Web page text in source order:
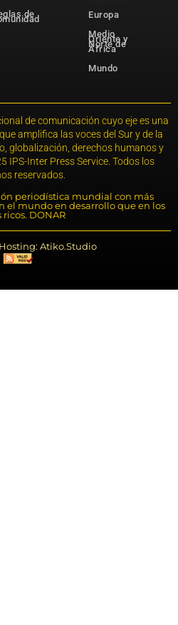
de
Europa
Medio
Oriente y
Norte de
África
Mundo
de comunicación cuyo eje es una
amplifica las voces del Sur y de la
globalización, derechos humanos y
IPS-Inter Press Service. Todos los
reservados.
periodística mundial con más
el mundo en desarrollo que en los
ricos. DONAR
Atiko.Studio